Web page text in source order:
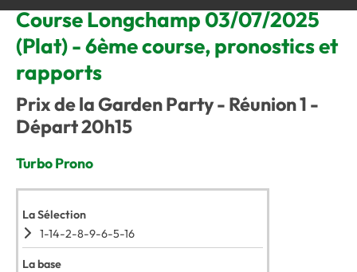
Course Longchamp 03/07/2025
(Plat) - 6ème course, pronostics et
rapports
Prix de la Garden Party - Réunion 1 -
Départ 20h15
Turbo Prono
La Sélection
1-14-2-8-9-6-5-16
La base